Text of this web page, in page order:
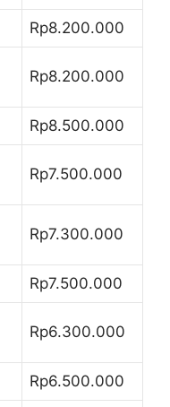
Rp8.200.000
Rp8.200.000
Rp8.500.000
Rp7.500.000
Rp7.300.000
Rp7.500.000
Rp6.300.000
Rp6.500.000